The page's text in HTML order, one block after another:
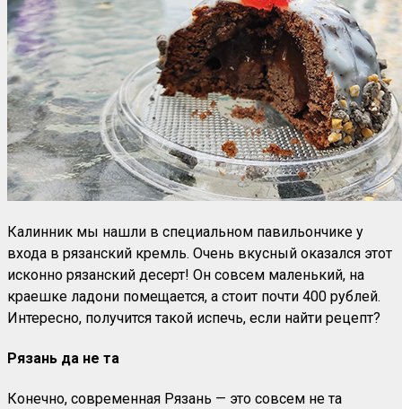
Калинник мы нашли в специальном павильончике у
входа в рязанский кремль. Очень вкусный оказался этот
исконно рязанский десерт! Он совсем маленький, на
краешке ладони помещается, а стоит почти 400 рублей.
Интересно, получится такой испечь, если найти рецепт?
Рязань да не та
Конечно, современная Рязань — это совсем не та